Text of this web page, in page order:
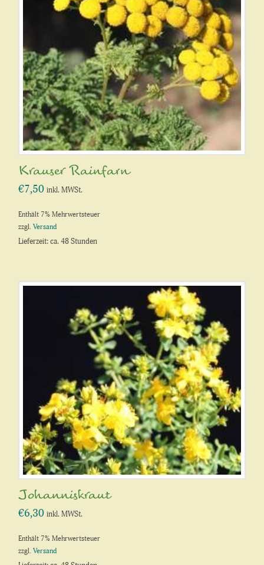
Krauser Rainfarn
€7,50 inkl. MWSt.
Enthält 7% Mehrwertsteuer
zzgl.Versand
Lieferzeit: ca. 48 Stunden
Johanniskraut
€6,30 inkl. MWSt.
Enthält 7% Mehrwertsteuer
zzgl.Versand